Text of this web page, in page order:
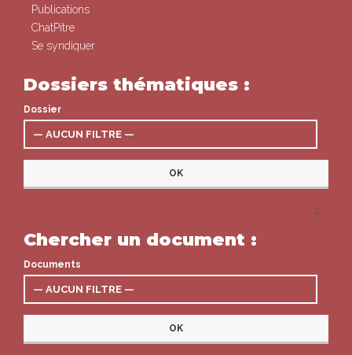
Publications
ChatPitre
Se syndiquer
Dossiers thématiques :
Dossier
x
Chercher un document :
Documents